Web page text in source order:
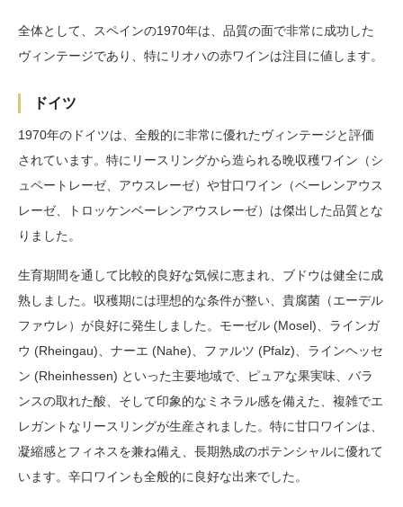
全体として、スペインの1970年は、品質の面で非常に成功した
ヴィンテージであり、特にリオハの赤ワインは注目に値します。
ドイツ
1970年のドイツは、全般的に非常に優れたヴィンテージと評価
されています。特にリースリングから造られる晩収穫ワイン（シ
ュペートレーゼ、アウスレーゼ）や甘口ワイン（ベーレンアウス
レーゼ、トロッケンベーレンアウスレーゼ）は傑出した品質とな
りました。
生育期間を通して比較的良好な気候に恵まれ、ブドウは健全に成
熟しました。収穫期には理想的な条件が整い、貴腐菌（エーデル
ファウレ）が良好に発生しました。モーゼル (Mosel)、ラインガ
ウ (Rheingau)、ナーエ (Nahe)、ファルツ (Pfalz)、ラインヘッセ
ン (Rheinhessen) といった主要地域で、ピュアな果実味、バラ
ンスの取れた酸、そして印象的なミネラル感を備えた、複雑でエ
レガントなリースリングが生産されました。特に甘口ワインは、
凝縮感とフィネスを兼ね備え、長期熟成のポテンシャルに優れて
います。辛口ワインも全般的に良好な出来でした。